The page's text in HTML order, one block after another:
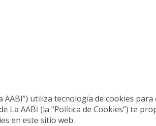
AABI”) utiliza tecnología de cookies
La AABI (la “Política de Cookies”) te
en este sitio web.